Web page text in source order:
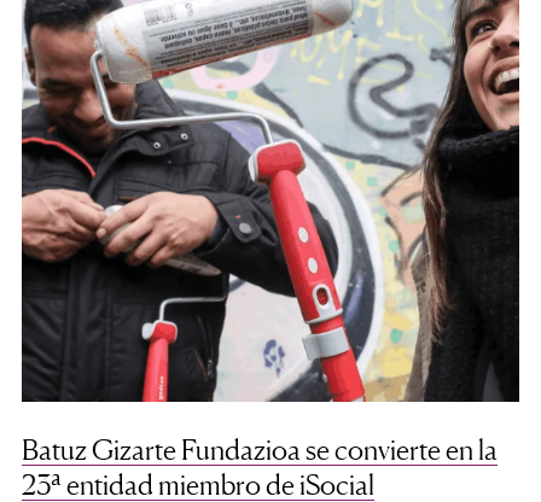
Batuz Gizarte Fundazioa se convierte en la
23ª entidad miembro de iSocial